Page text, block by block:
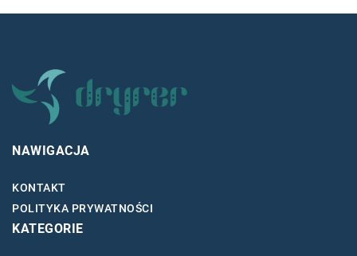
NAWIGACJA
KONTAKT
POLITYKA PRYWATNOŚCI
KATEGORIE